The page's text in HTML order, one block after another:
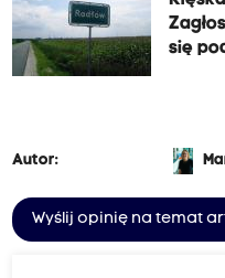
się
Autor:
Wyślij opinię na temat